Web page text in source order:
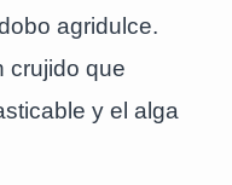
agridulce.
crujido que
y el alga